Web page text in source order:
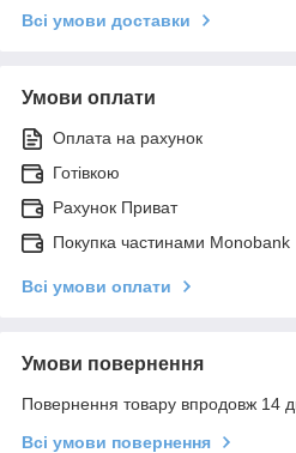
Всі умови доставки
Умови оплати
Оплата на рахунок
Готівкою
Рахунок Приват
Покупка частинами Monobank
Всі умови оплати
Умови повернення
Повернення товару впродовж 14
Всі умови повернення